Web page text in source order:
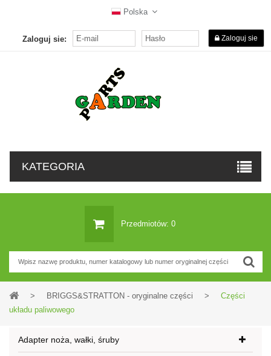
Polska
Zaloguj sie: Zaloguj sie
KATEGORIA
Przedmiotów: 0
> BRIGGS&STRATTON - oryginalne części >
Części
układu paliwowego
Adapter noża, wałki, śruby